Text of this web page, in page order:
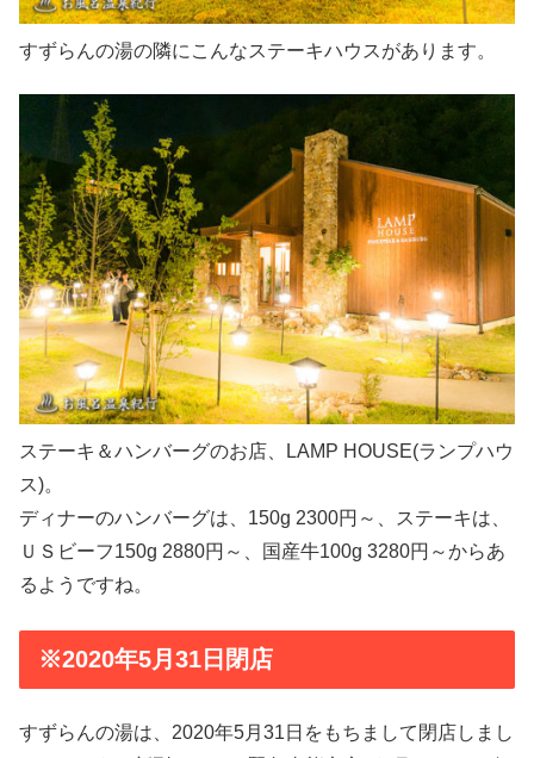
すずらんの湯の隣にこんなステーキハウスがあります。
ステーキ＆ハンバーグのお店、LAMP HOUSE(ランプハウ
ス)。
ディナーのハンバーグは、150g 2300円～、ステーキは、
ＵＳビーフ150g 2880円～、国産牛100g 3280円～からあ
るようですね。
※2020年5月31日閉店
すずらんの湯は、2020年5月31日をもちまして閉店しまし